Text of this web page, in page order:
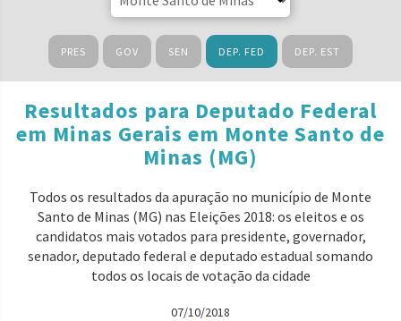
PRES GOV SEN DEP. FED DEP. EST
Resultados para Deputado Federal
em Minas Gerais em Monte Santo de
Minas (MG)
Todos os resultados da apuração no município de Monte
Santo de Minas (MG) nas Eleições 2018: os eleitos e os
candidatos mais votados para presidente, governador,
senador, deputado federal e deputado estadual somando
todos os locais de votação da cidade
07/10/2018